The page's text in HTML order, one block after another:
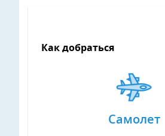
Как добраться
Самолет